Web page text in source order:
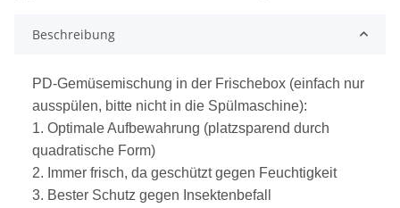
Beschreibung
PD-Gemüsemischung in der Frischebox (einfach nur
ausspülen, bitte nicht in die Spülmaschine):
1. Optimale Aufbewahrung (platzsparend durch
quadratische Form)
2. Immer frisch, da geschützt gegen Feuchtigkeit
3. Bester Schutz gegen Insektenbefall